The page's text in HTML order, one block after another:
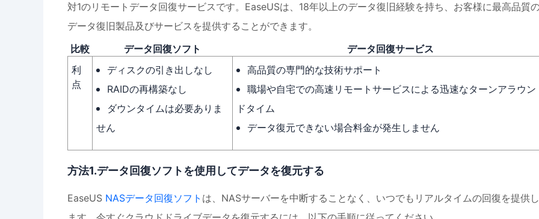
対1のリモートデータ回復サービスです。EaseUSは、18年以上のデータ復旧経験を持ち、お客様に最高品質
データ復旧製品及びサービスを提供することができます。
比較
データ回復ソフト
データ回復サービス
利
点
ディスクの引き出しなし
RAIDの再構築なし
ダウンタイムは必要ありま
せん
高品質の専門的な技術サポート
職場や自宅での高速リモートサービスによる迅速なターンアラウン
ドタイム
データ復元できない場合料金が発生しません
方法1.データ回復ソフトを使用してデータを復元する
EaseUS NASデータ回復ソフト は、NASサーバーを中断することなく、いつでもリアルタイムの回復を提供し